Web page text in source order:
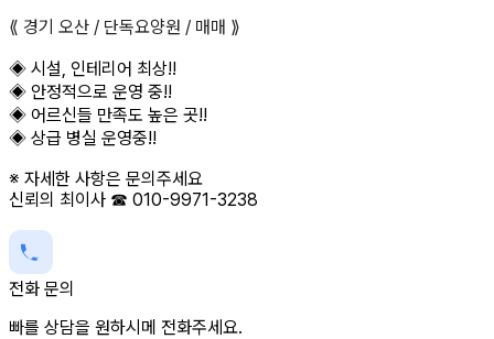
⟪ 경기 오산 / 단독요양원 / 매매 ⟫
◈ 시설, 인테리어 최상!!
◈ 안정적으로 운영 중!!
◈ 어르신들 만족도 높은 곳!!
◈ 상급 병실 운영중!!
※ 자세한 사항은 문의주세요
신뢰의 최이사 ☎ 010-9971-3238
전화 문의
빠를 상담을 원하시메 전화주세요.